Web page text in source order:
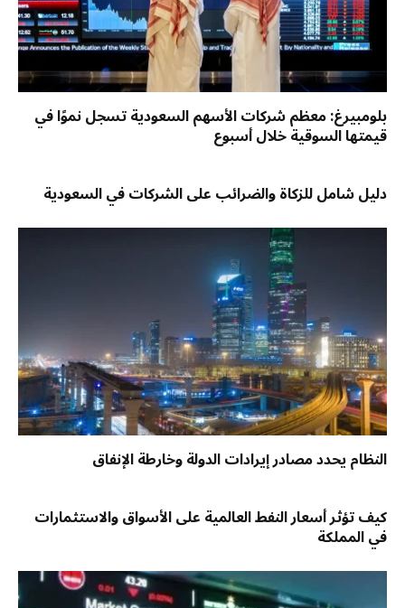
بلومبيرغ: معظم شركات الأسهم السعودية تسجل نموًا في
قيمتها السوقية خلال أسبوع
دليل شامل للزكاة والضرائب على الشركات في السعودية
النظام يحدد مصادر إيرادات الدولة وخارطة الإنفاق
كيف تؤثر أسعار النفط العالمية على الأسواق والاستثمارات
في المملكة